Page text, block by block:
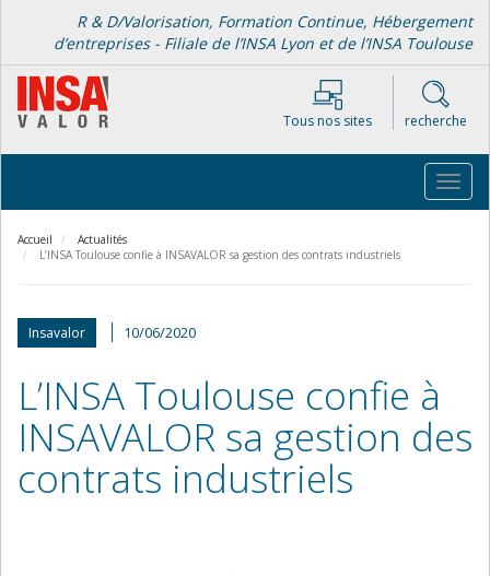
contenu
principal
R & D/Valorisation, Formation Continue, Hébergement
d’entreprises - Filiale de l’INSA Lyon et de l’INSA Toulouse
Tous nos sites recherche
Accueil
Actualités
L’INSA Toulouse confie à INSAVALOR sa gestion des contrats industriels
Insavalor 10/06/2020
L’INSA Toulouse confie à
INSAVALOR sa gestion des
contrats industriels